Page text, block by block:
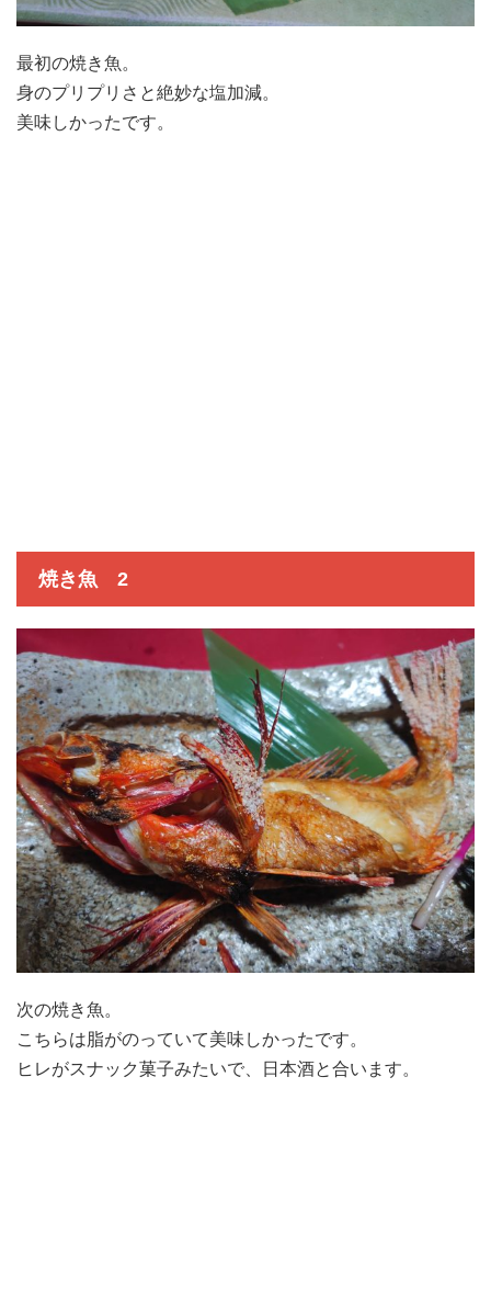
最初の焼き魚。
身のプリプリさと絶妙な塩加減。
美味しかったです。
焼き魚 2
次の焼き魚。
こちらは脂がのっていて美味しかったです。
ヒレがスナック菓子みたいで、日本酒と合います。